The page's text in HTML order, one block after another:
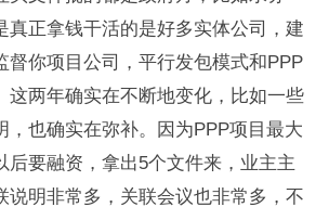
真正拿钱干活的是好多实体公司，建
督你项目公司，平行发包模式和PPP
这两年确实在不断地变化，比如一些
，也确实在弥补。因为PPP项目最大
后要融资，拿出5个文件来，业主主
说明非常多，关联会议也非常多，不